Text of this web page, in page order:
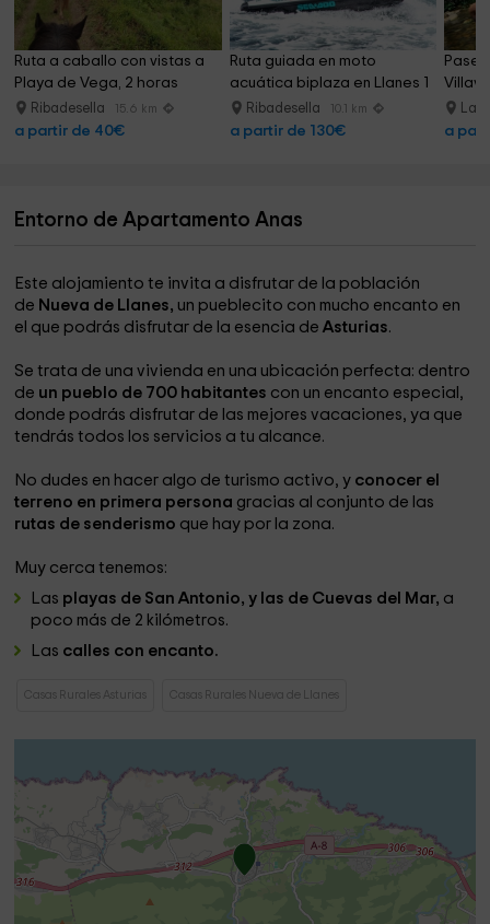
Ruta a caballo con vistas a
Playa de Vega, 2 horas
Ribadesella 15.6 km
a partir de 40€
Ruta guiada en moto
acuática biplaza en Llanes 1
h
Ribadesella 10.1 km
a partir de 130€
La
a
Entorno de Apartamento Anas
Este alojamiento te invita a disfrutar de la población
de Nueva de Llanes, un pueblecito con mucho encanto en
el que podrás disfrutar de la esencia deAsturias.
Se trata de una vivienda en una ubicación perfecta: dentro
de un pueblo de 700 habitantes con un encanto especial,
donde podrás disfrutar de las mejores vacaciones, ya que
tendrás todos los servicios a tu alcance.
No dudes en hacer algo de turismo activo, y conocer el
terreno en primera persona gracias al conjunto de las
rutas de senderismo que hay por la zona.
Muy cerca tenemos:
Las playas de San Antonio, y las de Cuevas del Mar, a
poco más de 2 kilómetros.
Las calles con encanto.
Casas Rurales Asturias Casas Rurales Nueva de Llanes